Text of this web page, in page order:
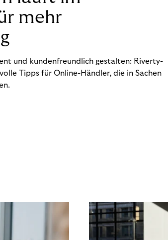
mehr
und kundenfreundlich gestalten: Riverty-
Tipps für Online-Händler, die in Sachen